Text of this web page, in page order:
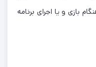
بازی و یا اجرای برنامه